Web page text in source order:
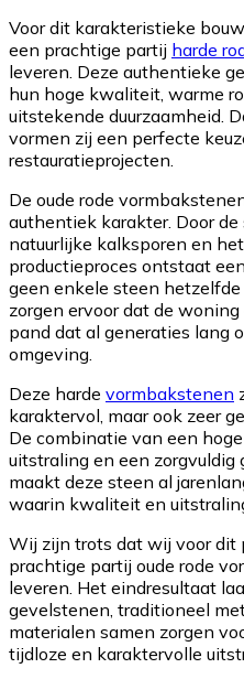
Voor dit karakteristieke
een prachtige partij harde
leveren. Deze authentieke
hun hoge kwaliteit, warme
uitstekende duurzaamheid.
vormen zij een perfecte
restauratieprojecten.
De oude rode
authentiek karakter. Door de
natuurlijke kalksporen en
productieproces ontstaat
geen enkele steen
zorgen ervoor dat de
pand dat al generaties lang
omgeving.
Deze harde vormbakstenen
karaktervol, maar ook zeer
De combinatie van een
uitstraling en een zorgvuldig
maakt deze steen al
waarin kwaliteit en
Wij zijn trots dat wij voor dit
prachtige partij oude rode
leveren. Het eindresultaat
gevelstenen, traditioneel
materialen samen zorgen
tijdloze en karaktervolle